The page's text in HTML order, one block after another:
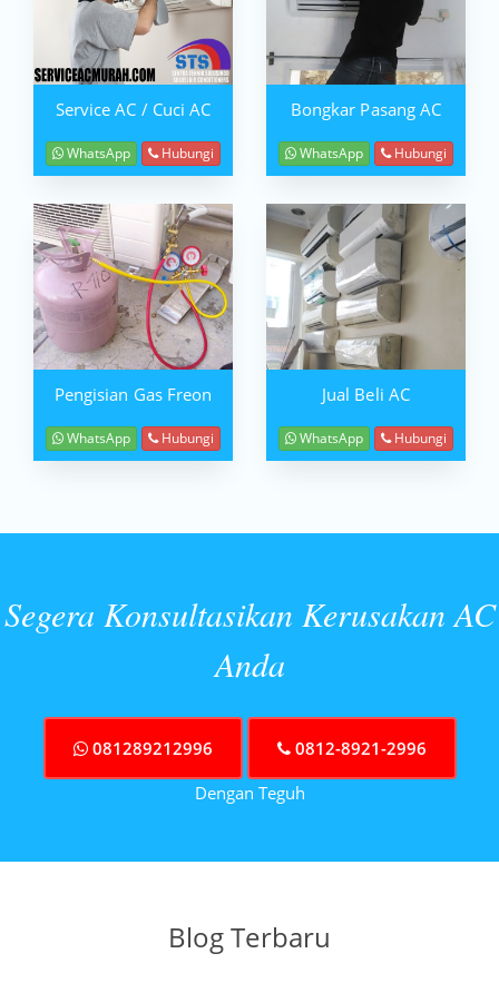
Service AC / Cuci AC
WhatsApp Hubungi
Bongkar Pasang AC
WhatsApp Hubungi
Pengisian Gas Freon
WhatsApp Hubungi
Jual Beli AC
WhatsApp Hubungi
Segera Konsultasikan Kerusakan AC
Anda
081289212996
0812-8921-2996
Dengan Teguh
Blog Terbaru